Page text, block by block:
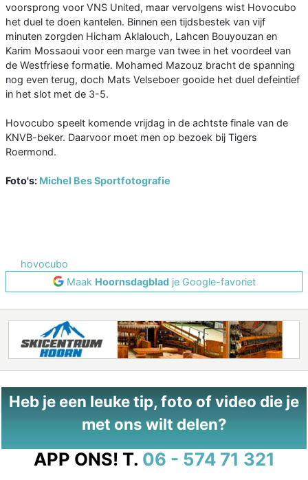
voorsprong voor VNS United, maar vervolgens wist Hovocubo
het duel te doen kantelen. Binnen een tijdsbestek van vijf
minuten zorgden Hicham Aklalouch, Lahcen Bouyouzan en
Karim Mossaoui voor een marge van twee in het voordeel van
de Westfriese formatie. Mohamed Mazouz bracht de spanning
nog even terug, doch Mats Velseboer gooide het duel defeintief
in het slot met de 3-5.
Hovocubo speelt komende vrijdag in de achtste finale van de
KNVB-beker. Daarvoor moet men op bezoek bij Tigers
Roermond.
Foto's: Michel Bes Sportfotografie
hovocubo
Maak Hoornsdagbladje Google-favoriet
Heb je een leuke tip, foto of video die je
met ons wilt delen?
APP ONS! T. 06 - 574 71 321